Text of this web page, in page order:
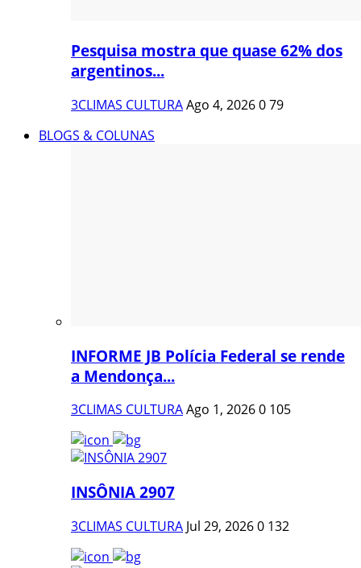
Pesquisa mostra que quase 62% dos
argentinos...
3CLIMAS CULTURAAgo 4, 2026079
BLOGS & COLUNAS
INFORME JB Polícia Federal se rende
a Mendonça...
3CLIMAS CULTURAAgo 1, 20260 105
INSÔNIA 2907
3CLIMAS CULTURA Jul 29, 20260 132